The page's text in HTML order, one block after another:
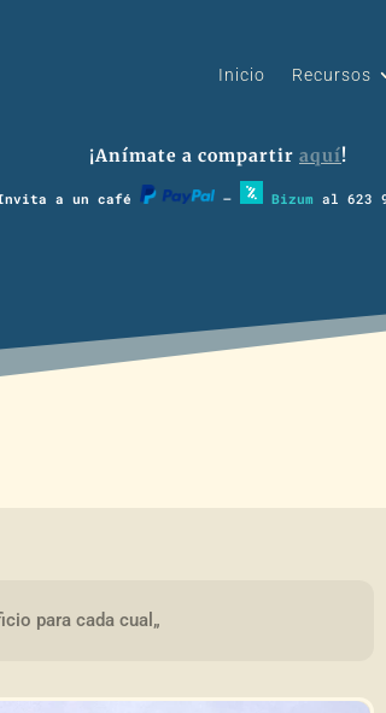
Inicio Recursos
¡Anímate a compartir aquí!
a un café – Bizum al 623
para cada cual„